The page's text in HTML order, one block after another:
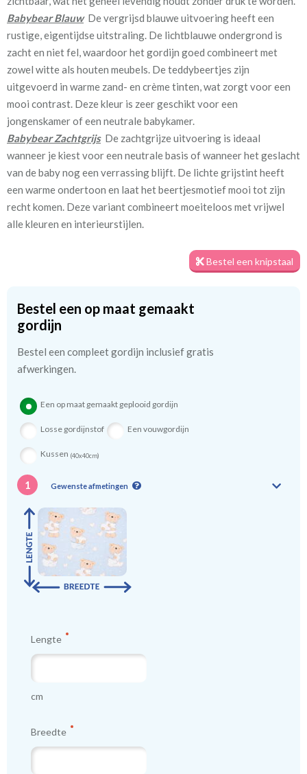
• half verduisterend
• 100% verduisterend
Heb je nog vragen? Wees vrij en neem gerust even contact met
mij op. Op de meeste vragen kan ik meteen een antwoord geven.
We hebben bijna alle stoffen op voorraad, bestel daarom gerust
eerst een knipstaaltje.
Zo weet u precies met welke kleur en kwaliteit uw gordijnen
worden gemaakt.
Tip:Laat voor aangename verduistering en isolatie de
kindergordijnen voeren: een verschil van dag en nacht!
Babybear Blauw De vergrijsd blauwe uitvoering heeft een
rustige, eigentijdse uitstraling. De lichtblauwe ondergrond is
zacht en niet fel, waardoor het gordijn goed combineert met
zowel witte als houten meubels. De teddybeertjes zijn
uitgevoerd in warme zand- en crème tinten, wat zorgt voor een
mooi contrast. Deze kleur is zeer geschikt voor een
jongenskamer of een neutrale babykamer.
Babybear Zachtgrijs De zachtgrijze uitvoering is ideaal
wanneer je kiest voor een neutrale basis of wanneer het geslacht
van de baby nog een verrassing blijft. De lichte grijstint heeft
een warme ondertoon en laat het beertjesmotief mooi tot zijn
recht komen. Deze variant combineert moeiteloos met vrijwel
alle kleuren en interieurstijlen.
Bestel een knipstaal
Bestel een op maat gemaakt
gordijn
Bestel een compleet gordijn inclusief gratis
afwerkingen.
Een op maat gemaakt geplooid gordijn
Losse gordijnstof Een vouwgordijn
Kussen (40x40cm)
1 Gewenste afmetingen
Lengte
cm
Breedte